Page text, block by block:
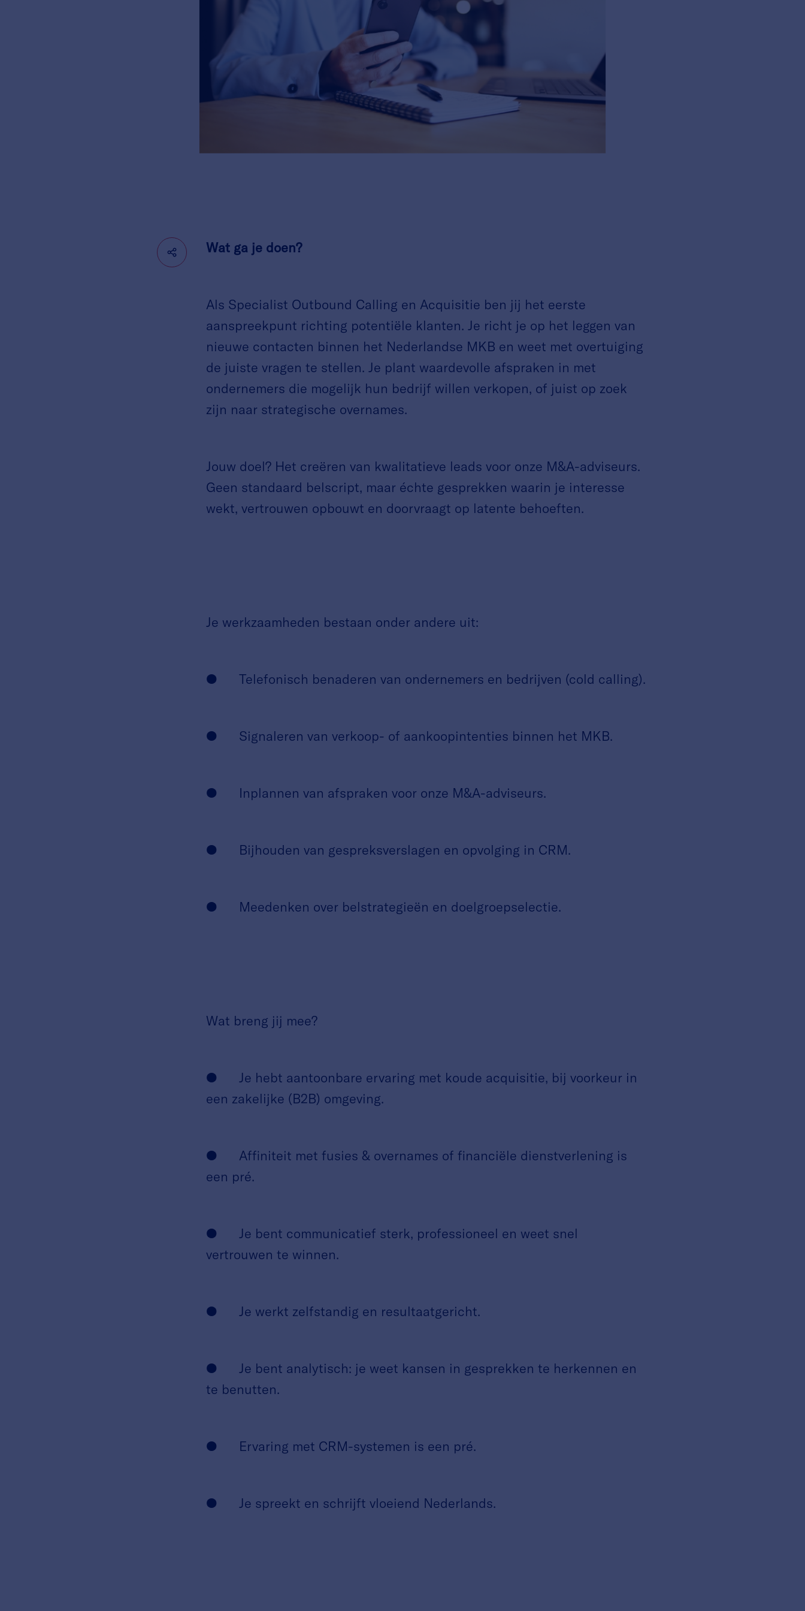
Wat ga je doen?
Als Specialist Outbound Calling en Acquisitie ben jij het eerste
aanspreekpunt richting potentiële klanten. Je richt je op het leggen van
nieuwe contacten binnen het Nederlandse MKB en weet met overtuiging
de juiste vragen te stellen. Je plant waardevolle afspraken in met
ondernemers die mogelijk hun bedrijf willen verkopen, of juist op zoek
zijn naar strategische overnames.
Jouw doel? Het creëren van kwalitatieve leads voor onze M&A-adviseurs.
Geen standaard belscript, maar échte gesprekken waarin je interesse
wekt, vertrouwen opbouwt en doorvraagt op latente behoeften.
Je werkzaamheden bestaan onder andere uit:
● Telefonisch benaderen van ondernemers en bedrijven (cold calling).
● Signaleren van verkoop- of aankoopintenties binnen het MKB.
● Inplannen van afspraken voor onze M&A-adviseurs.
● Bijhouden van gespreksverslagen en opvolging in CRM.
● Meedenken over belstrategieën en doelgroepselectie.
Wat breng jij mee?
● Je hebt aantoonbare ervaring met koude acquisitie, bij voorkeur in
een zakelijke (B2B) omgeving.
● Affiniteit met fusies & overnames of financiële dienstverlening is
een pré.
● Je bent communicatief sterk, professioneel en weet snel
vertrouwen te winnen.
● Je werkt zelfstandig en resultaatgericht.
● Je bent analytisch: je weet kansen in gesprekken te herkennen en
te benutten.
● Ervaring met CRM-systemen is een pré.
● Je spreekt en schrijft vloeiend Nederlands.